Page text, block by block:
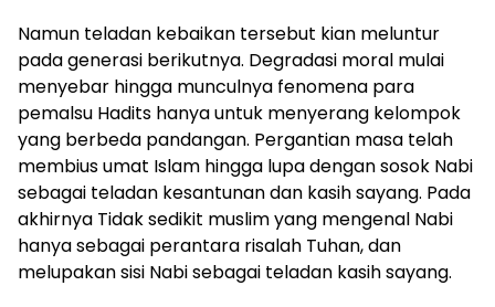
Namun teladan kebaikan tersebut kian meluntur
pada generasi berikutnya. Degradasi moral mulai
menyebar hingga munculnya fenomena para
pemalsu Hadits hanya untuk menyerang kelompok
yang berbeda pandangan. Pergantian masa telah
membius umat Islam hingga lupa dengan sosok Nabi
sebagai teladan kesantunan dan kasih sayang. Pada
akhirnya Tidak sedikit muslim yang mengenal Nabi
hanya sebagai perantara risalah Tuhan, dan
melupakan sisi Nabi sebagai teladan kasih sayang.